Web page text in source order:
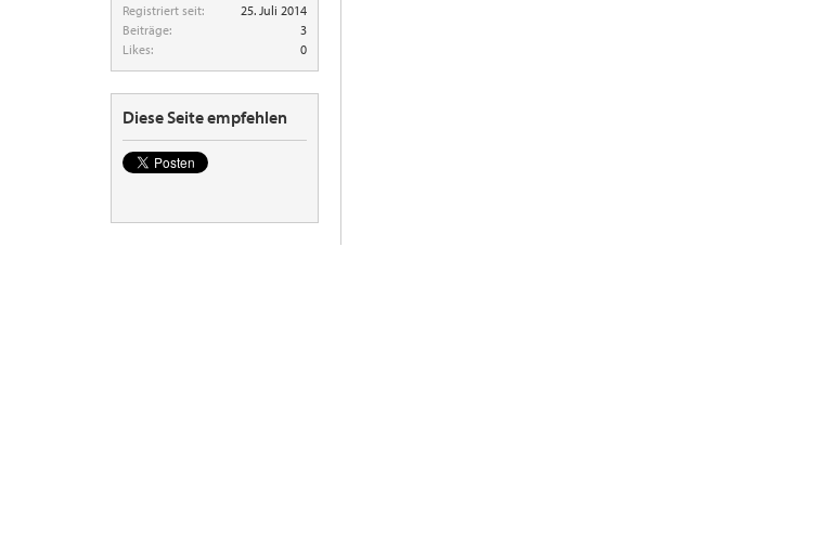
Registriert seit:
25. Juli 2014
Beiträge:
3
Likes:
0
Diese Seite empfehlen